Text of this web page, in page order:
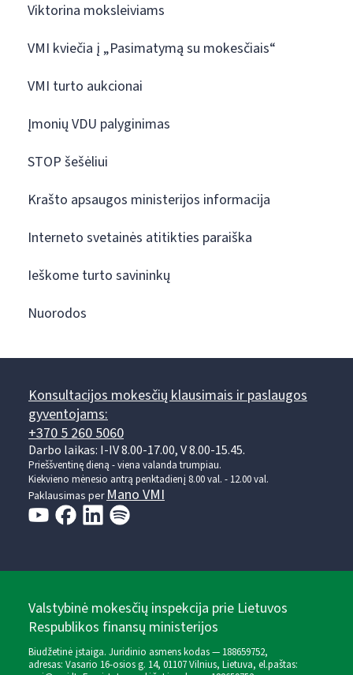
Viktorina moksleiviams
VMI kviečia į „Pasimatymą su mokesčiais“
VMI turto aukcionai
Įmonių VDU palyginimas
STOP šešėliui
Krašto apsaugos ministerijos informacija
Interneto svetainės atitikties paraiška
Ieškome turto savininkų
Nuorodos
Konsultacijos mokesčių klausimais ir paslaugos
gyventojams:
+370 5 260 5060
Darbo laikas: I-IV 8.00-17.00, V 8.00-15.45.
Prieššventinę dieną - viena valanda trumpiau.
Kiekvieno mėnesio antrą penktadienį 8.00 val. - 12.00 val.
Paklausimas perMano VMI
Valstybinė mokesčių inspekcija prie Lietuvos
Respublikos finansų ministerijos
Biudžetinė įstaiga. Juridinio asmens kodas — 188659752,
adresas: Vasario 16-osios g. 14, 01107 Vilnius, Lietuva, el.paštas: